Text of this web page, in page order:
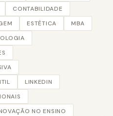
CONTABILIDADE
ESTÉTICA
MBA
LINKEDIN
NO ENSINO